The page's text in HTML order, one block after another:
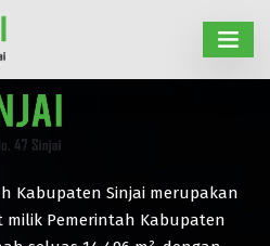
Kabupaten Sinjai merupakan
Pemerintah Kabupaten